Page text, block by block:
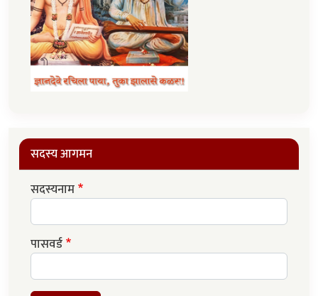
सदस्य आगमन
सदस्यनाम
पासवर्ड